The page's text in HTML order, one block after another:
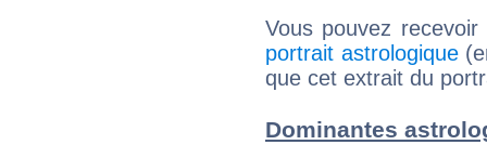
Vous pouvez
portrait astrologique
que cet extrait du
Dominantes